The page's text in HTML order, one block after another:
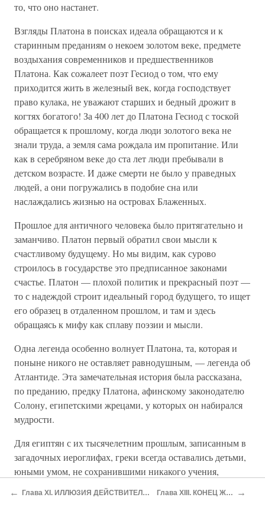
то, что оно настанет.
Взгляды Платона в поисках идеала обращаются и к
старинным преданиям о некоем золотом веке, предмете
воздыхания современников и предшественников
Платона. Как сожалеет поэт Гесиод о том, что ему
приходится жить в железный век, когда господствует
право кулака, не уважают старших и бедный дрожит в
когтях богатого! За 400 лет до Платона Гесиод с тоской
обращается к прошлому, когда люди золотого века не
знали труда, а земля сама рождала им пропитание. Или
как в серебряном веке до ста лет люди пребывали в
детском возрасте. И даже смерти не было у праведных
людей, а они погружались в подобие сна или
наслаждались жизнью на островах Блаженных.
Прошлое для античного человека было притягательно и
заманчиво. Платон первый обратил свои мысли к
счастливому будущему. Но мы видим, как сурово
строилось в государстве это предписанное законами
счастье. Платон — плохой политик и прекрасный поэт —
то с надеждой строит идеальный город будущего, то ищет
его образец в отдаленном прошлом, и там и здесь
обращаясь к мифу как сплаву поэзии и мысли.
Одна легенда особенно волнует Платона, та, которая и
поныне никого не оставляет равнодушным, — легенда об
Атлантиде. Эта замечательная история была рассказана,
по преданию, предку Платона, афинскому законодателю
Солону, египетскими жрецами, у которых он набирался
мудрости.
Для египтян с их тысячелетним прошлым, записанным в
загадочных иероглифах, греки всегда оставались детьми,
юными умом, не сохранившими никакого учения,
переходящего из рода в род.
← Глава XI. ИЛЛЮЗИЯ ДЕЙСТВИТЕЛЬНОСТИ Глава XIII. КОНЕЦ ЖИЗНИ →